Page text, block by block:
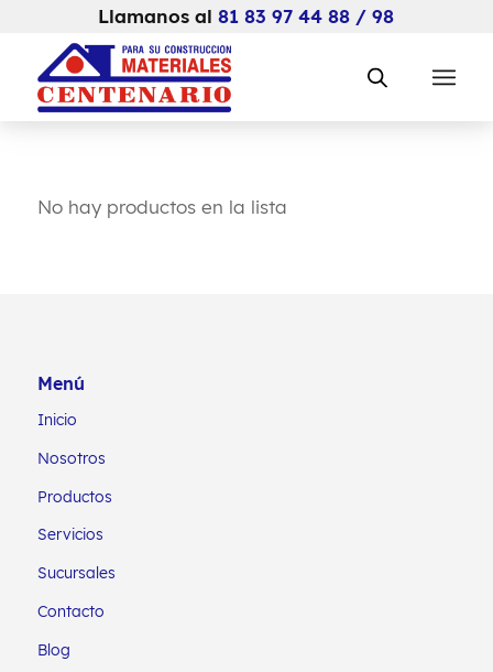
Llamanos al81 83 97 44 88 / 98
No hay productos en la lista
Menú
Inicio
Nosotros
Productos
Servicios
Sucursales
Contacto
Blog